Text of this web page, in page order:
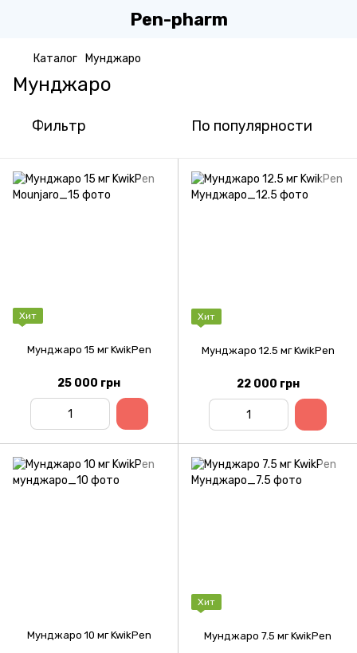
Pen-pharm
Каталог Мунджаро
Мунджаро
Фильтр По популярности
Хит
Мунджаро 15 мг KwikPen
25 000 грн
Хит
Мунджаро 12.5 мг KwikPen
22 000 грн
Мунджаро 10 мг KwikPen
Хит
Мунджаро 7.5 мг KwikPen